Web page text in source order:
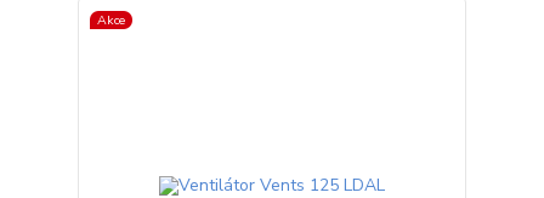
Akce